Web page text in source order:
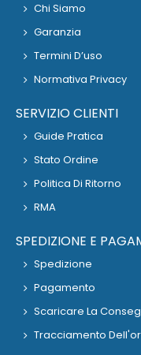
Chi Siamo
Garanzia
Termini D’uso
Normativa Privacy
SERVIZIO CLIENTI
Guide Pratica
Stato Ordine
Politica Di Ritorno
RMA
SPEDIZIONE E
Spedizione
Pagamento
Scaricare La
Tracciamento